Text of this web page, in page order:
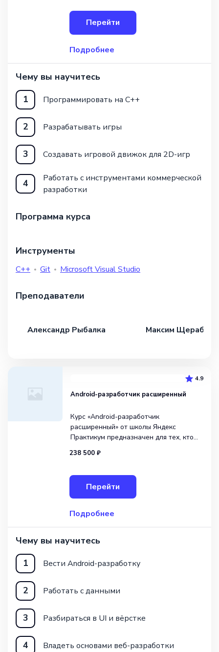
для работы с Unreal Engine.
По окончании курса вы&nbs
Перейти
Подробнее
Чему вы научитесь
1
Программировать на C++
2 Разрабатывать игры
3 Создавать игровой движок для 2D-игр
4
Работать с инструментами коммерческой
разработки
Программа курса
Инструменты
C++ Git Microsoft Visual Studio
Преподаватели
Александр Рыбалка Максим
4.9
Android-разработчик расширенный
Курс «Android-разработчик
расширенный» от школы Яндекс
Практикум предназначен для тех, кто
в области мобильной разработки.
он предоставляет студентам полный
спектр знаний и навыков, необходимых
для создания
238 500 ₽
Перейти
Подробнее
Чему вы научитесь
1
Вести Android-разработку
2 Работать с данными
3 Разбираться в UI и вёрстке
4 Владеть основами веб-разработки